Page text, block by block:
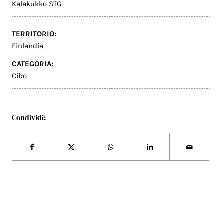
Kalakukko STG
TERRITORIO:
Finlandia
CATEGORIA:
Cibo
Condividi: